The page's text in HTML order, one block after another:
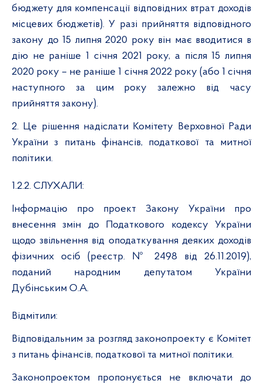
бюджету для компенсації відповідних втрат доходів
місцевих бюджетів). У разі прийняття відповідного
закону до 15 липня 2020 року він має вводитися в
дію не раніше 1 січня 2021 року, а після 15 липня
2020 року – не раніше 1 січня 2022 року (або 1 січня
наступного за цим року залежно від часу
прийняття закону).
2. Це рішення надіслати Комітету Верховної Ради
України з питань фінансів, податкової та митної
політики.
1.2.2. СЛУХАЛИ:
Інформацію про проект Закону України про
внесення змін до Податкового кодексу України
щодо звільнення від оподаткування деяких доходів
фізичних осіб (реєстр. № 2498 від 26.11.2019),
поданий народним депутатом України
Дубінським О.А.
Відмітили:
Відповідальним за розгляд законопроекту є Комітет
з питань фінансів, податкової та митної політики.
Законопроектом пропонується не включати до